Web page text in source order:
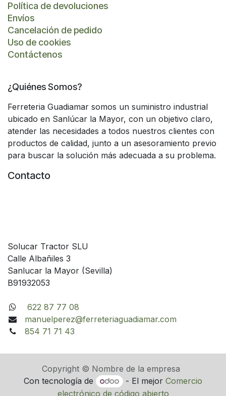
Política de devoluciones
Envíos
Cancelación de pedido
Uso de cookies
Contáctenos
¿Quiénes Somos?
Ferreteria Guadiamar somos un suministro industrial
ubicado en Sanlúcar la Mayor, con un objetivo claro,
atender las necesidades a todos nuestros clientes con
productos de calidad, junto a un asesoramiento previo
para buscar la solución más adecuada a su problema.
Contacto
Solucar Tractor SLU
Calle Albañiles 3
Sanlucar la Mayor (Sevilla)
B91932053
622 87 77 08
manuelperez@ferreteriaguadiamar.com
854 71 71 43
Copyright © Nombre de la empresa
Con tecnología de
- El mejorComercio
electrónico de código abierto